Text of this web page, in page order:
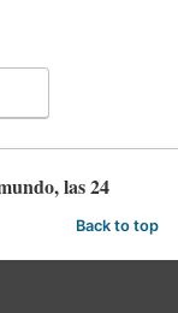
las 24
Back to top